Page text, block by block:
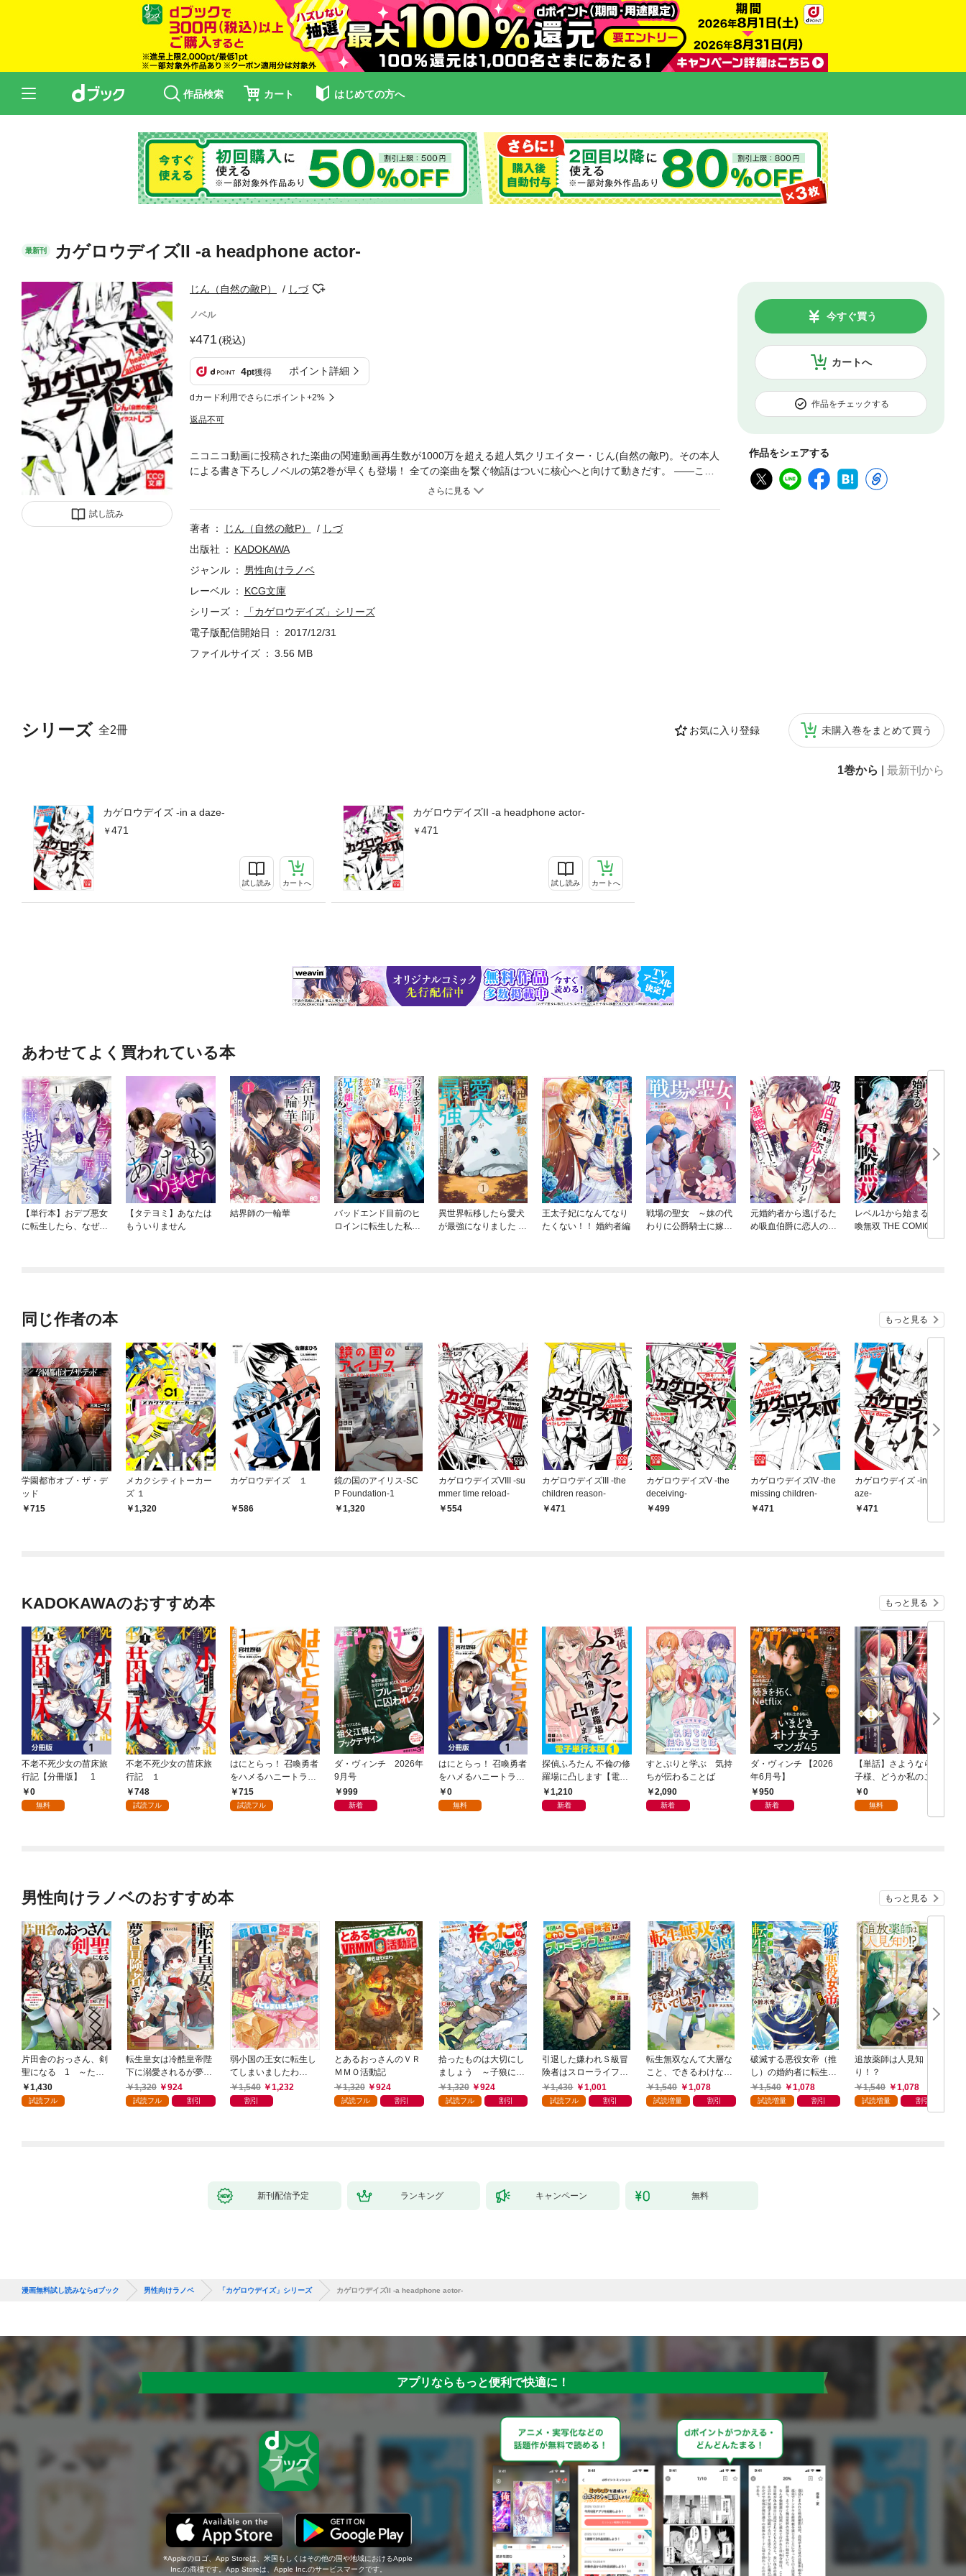
作品検索 カート はじめての方へ
最新刊 カゲロウデイズII -a headphone actor-
試し読み
じん（自然の敵P） しづ
ノベル
471(税込)
4pt獲得 ポイント詳細
dカード利用でさらにポイント+2%
返品不可
カートへ
今すぐ買う
作品をチェックする
作品をシェアする
シリーズ 全2冊 お気に入り登録 未購入巻をまとめて買う
1巻から 最新刊から
カゲロウデイズ -in a daze-
471
試し読み カートへ
カゲロウデイズII -a headphone actor-
471
試し読み カートへ
ニコニコ動画に投稿された楽曲の関連動画再生数が1000万を超える超人気クリエイター・じん(自然の敵P)。その本人
による書き下ろしノベルの第2巻が早くも登場！ 全ての楽曲を繋ぐ物語はついに核心へと向けて動きだす。 ――これ
は、少年と少女の物語。あの『事件』のその後の話。そして、とある『過去』が明らかになる……。
著者 じん（自然の敵P）
しづ
出版社
KADOKAWA
ジャンル
男性向けラノベ
レーベル
KCG文庫
シリーズ
「カゲロウデイズ」シリーズ
電子版配信開始日
2017/12/31
ファイルサイズ
3.56 MB
あわせてよく買われている本
【単行本】おデブ悪女
に転生したら、なぜか
【タテヨミ】あなたは
もういりません
結界師の一輪華
バッドエンド目前のヒ
ロインに転生した私、
異世界転移したら愛犬
が最強になりました ～
王太子妃になんてなり
たくない！！ 婚約者編
戦場の聖女 ～妹の代
わりに公爵騎士に嫁ぐ
元婚約者から逃げるた
め吸血伯爵に恋人のフ
レベル1から始まる召
喚無双 THE COMIC
同じ作者の本 もっと見る
学園都市オブ・ザ・デ
ッド
715
メカクシティトーカー
ズ １
1,320
カゲロウデイズ １
586
鏡の国のアイリス-SC
P Foundation-1
1,320
カゲロウデイズVIII -su
mmer time reload-
554
カゲロウデイズIII -the
children reason-
471
カゲロウデイズV -the
deceiving-
499
カゲロウデイズIV -the
missing children-
471
カゲロウデイズ -in a d
aze-
471
KADOKAWAのおすすめ本 もっと見る
不老不死少女の苗床旅
行記【分冊版】 1
0
無料
不老不死少女の苗床旅
行記 １
748
試読フル
はにとらっ！ 召喚勇者
をハメるハニートラッ
プ包囲網 1
715
試読フル
ダ・ヴィンチ 2026年
9月号
999
新着
はにとらっ！ 召喚勇者
をハメるハニートラッ
プ包囲網【分冊版】
1
0
無料
探偵ふろたん 不倫の修
羅場に凸します【電子
単行本版】1
1,210
新着
すとぷりと学ぶ 気持
ちが伝わることば
2,090
新着
ダ・ヴィンチ 【2026
年6月号】
950
新着
【単話】さようなら王
子様、どうか私のこと
は忘れてください【第
1話】
0
無料
男性向けラノベのおすすめ本 もっと見る
片田舎のおっさん、剣
聖になる 1 ～ただ
の田舎の剣術師範だっ
たのに、大成した弟子
1,430
試読フル
転生皇女は冷酷皇帝陛
下に溺愛されるが夢は
冒険者です！
1,320 924
試読フル 割引
弱小国の王女に転生し
てしまいましたわ
～！？ 1巻
1,540 1,232
割引
とあるおっさんのＶＲ
ＭＭＯ活動記
1,320
924
試読フル 割引
拾ったものは大切にし
ましょう ～子狼に気
に入られた男の転移物
語～
1,320 924
試読フル 割引
引退した嫌われＳ級冒
険者はスローライフに
浸りたいのに！ 気が
付いたら辺境が世界最
1,430 1,001
試読フル 割引
転生無双なんて大層な
こと、できるわけない
でしょう！ 公爵令息
が家族、友達、精霊と
1,540 1,078
試読増量 割引
破滅する悪役女帝（推
し）の婚約者に転生し
ました。
1,540 1,078
試読増量 割引
追放薬師は人見知
り！？
1,540
1,078
試読増量 割引
新刊配信予定 ランキング キャンペーン 無料
漫画無料試し読みならdブック 男性向けラノベ 「カゲロウデイズ」シリーズ カゲロウデイズII -a headphone actor-
アプリならもっと便利で快適に！
Appleのロゴ、App Storeは、米国もしくはその他の国や地域におけるApple
Inc.の商標です。App Storeは、Apple Inc.のサービスマークです。